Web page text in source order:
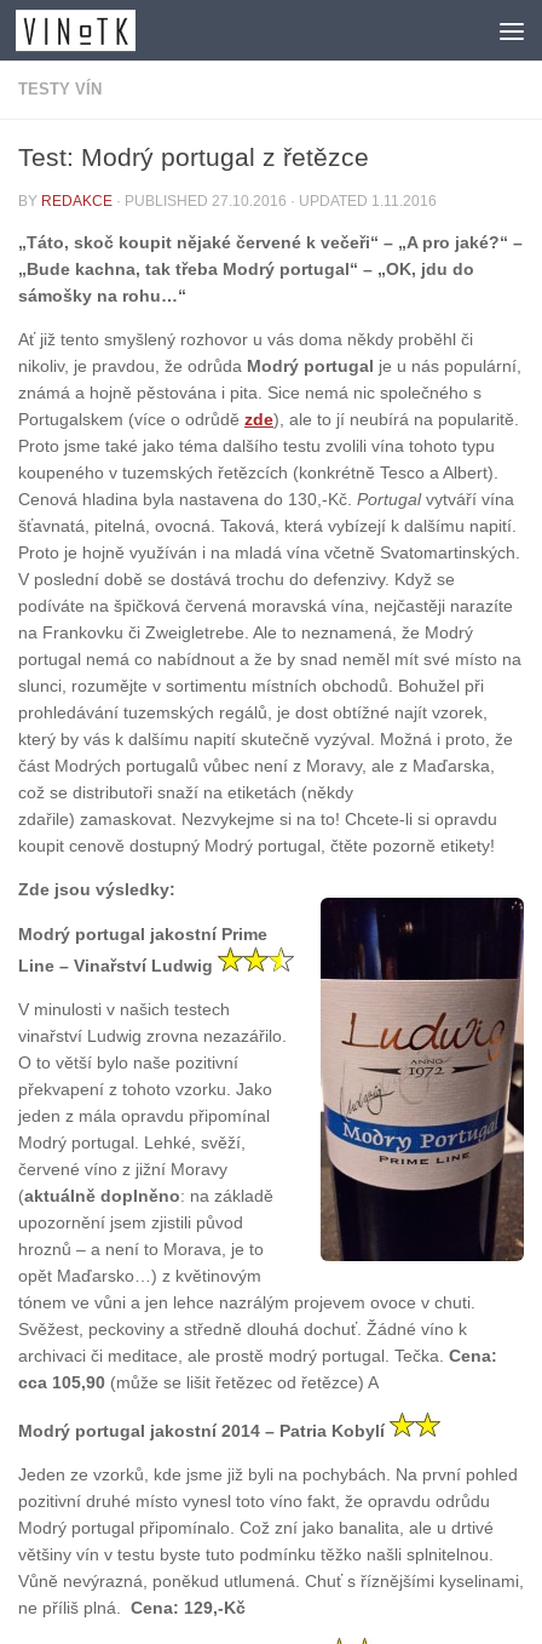
Skip to content
TESTY VÍN
Test: Modrý portugal z řetězce
BY REDAKCE · PUBLISHED 27.10.2016 · UPDATED 1.11.2016
„Táto, skoč koupit nějaké červené k večeři“ – „A pro jaké?“ –
„Bude kachna, tak třeba Modrý portugal“ – „OK, jdu do
sámošky na rohu…“
Ať již tento smyšlený rozhovor u vás doma někdy proběhl či
nikoliv, je pravdou, že odrůda Modrý portugal je u nás populární,
známá a hojně pěstována i pita. Sice nemá nic společného s
Portugalskem (více o odrůdě zde), ale to jí neubírá na popularitě.
Proto jsme také jako téma dalšího testu zvolili vína tohoto typu
koupeného v tuzemských řetězcích (konkrétně Tesco a Albert).
Cenová hladina byla nastavena do 130,-Kč. Portugalvytváří vína
šťavnatá, pitelná, ovocná. Taková, která vybízejí k dalšímu napití.
Proto je hojně využíván i na mladá vína včetně Svatomartinských.
V poslední době se dostává trochu do defenzivy. Když se
podíváte na špičková červená moravská vína, nejčastěji narazíte
na Frankovku či Zweigletrebe. Ale to neznamená, že Modrý
portugal nemá co nabídnout a že by snad neměl mít své místo na
slunci, rozumějte v sortimentu místních obchodů. Bohužel při
prohledávání tuzemských regálů, je dost obtížné najít vzorek,
který by vás k dalšímu napití skutečně vyzýval. Možná i proto, že
část Modrých portugalů vůbec není z Moravy, ale z Maďarska,
což se distributoři snaží na etiketách (někdy
zdařile) zamaskovat. Nezvykejme si na to! Chcete-li si opravdu
koupit cenově dostupný Modrý portugal, čtěte pozorně etikety!
Zde jsou výsledky:
Modrý portugal jakostní Prime
Line – Vinařství Ludwig
V minulosti v našich testech
vinařství Ludwig zrovna nezazářilo.
O to větší bylo naše pozitivní
překvapení z tohoto vzorku. Jako
jeden z mála opravdu připomínal
Modrý portugal. Lehké, svěží,
červené víno z jižní Moravy
(aktuálně doplněno: na základě
upozornění jsem zjistili původ
hroznů – a není to Morava, je to
opět Maďarsko…) z květinovým
tónem ve vůni a jen lehce nazrálým projevem ovoce v chuti.
Svěžest, peckoviny a středně dlouhá dochuť. Žádné víno k
archivaci či meditace, ale prostě modrý portugal. Tečka. Cena:
cca 105,90 (může se lišit řetězec od řetězce) A
Modrý portugal jakostní 2014 – Patria Kobylí
Jeden ze vzorků, kde jsme již byli na pochybách. Na první pohled
pozitivní druhé místo vynesl toto víno fakt, že opravdu odrůdu
Modrý portugal připomínalo. Což zní jako banalita, ale u drtivé
většiny vín v testu byste tuto podmínku těžko našli splnitelnou.
Vůně nevýrazná, poněkud utlumená. Chuť s říznějšími kyselinami,
ne příliš plná. Cena: 129,-Kč